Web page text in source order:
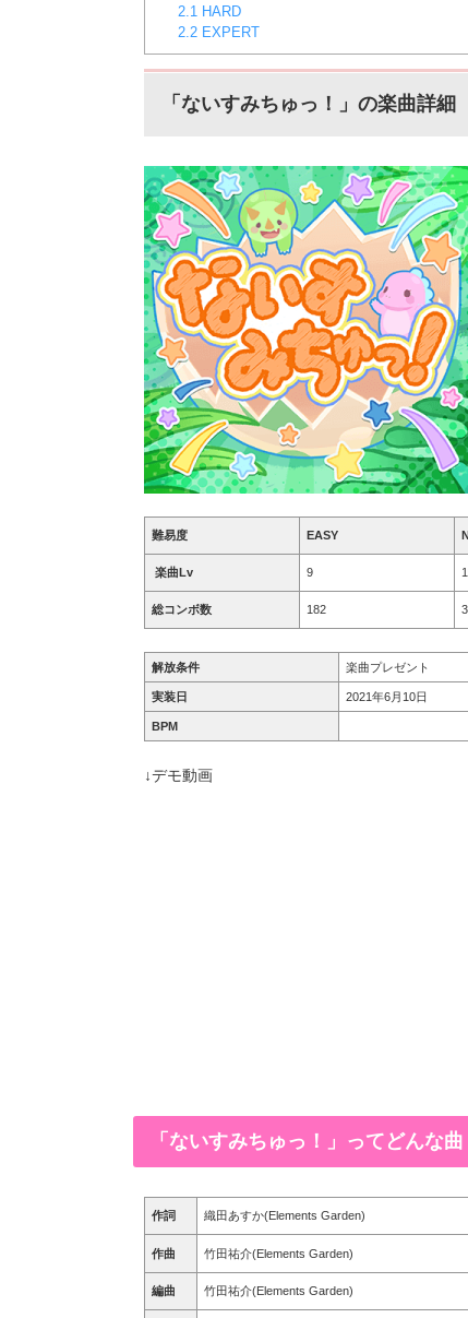
2.1 HARD
2.2EXPERT
「ないすみちゅっ！」の楽曲詳細
難易度 EASY
楽曲Lv 9
総コンボ数 182
解放条件 楽曲プレゼント
実装日 2021年6月10日
BPM
↓デモ動画
「ないすみちゅっ！」ってどんな曲
作詞 織田あすか(Elements Garden)
作曲 竹田祐介(Elements Garden)
編曲 竹田祐介(Elements Garden)